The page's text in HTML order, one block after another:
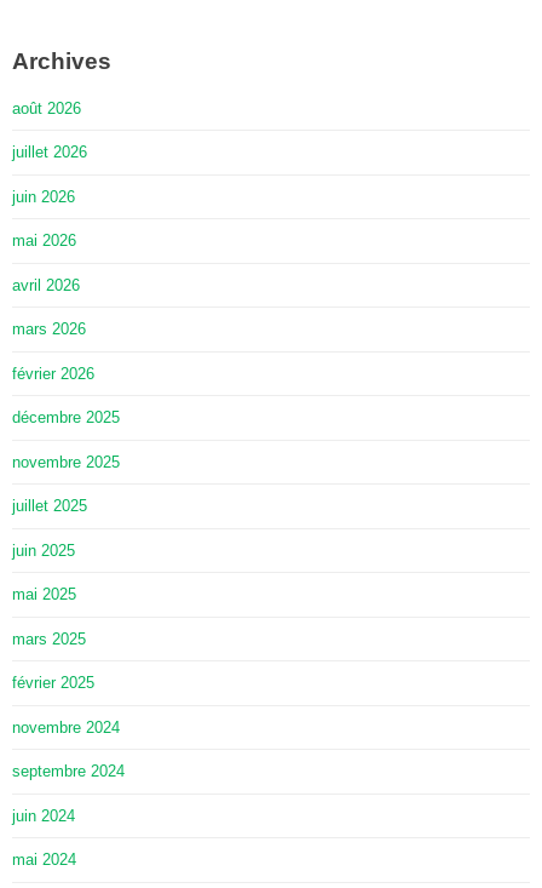
Archives
août 2026
juillet 2026
juin 2026
mai 2026
avril 2026
mars 2026
février 2026
décembre 2025
novembre 2025
juillet 2025
juin 2025
mai 2025
mars 2025
février 2025
novembre 2024
septembre 2024
juin 2024
mai 2024